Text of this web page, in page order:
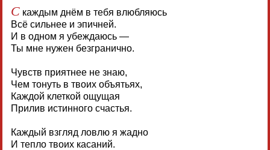
Скаждым днём в тебя влюбляюсь
Всё сильнее и эпичней.
И в одном я убеждаюсь —
Ты мне нужен безгранично.
Чувств приятнее не знаю,
Чем тонуть в твоих объятьях,
Каждой клеткой ощущая
Прилив истинного счастья.
Каждый взгляд ловлю я жадно
И тепло твоих касаний.